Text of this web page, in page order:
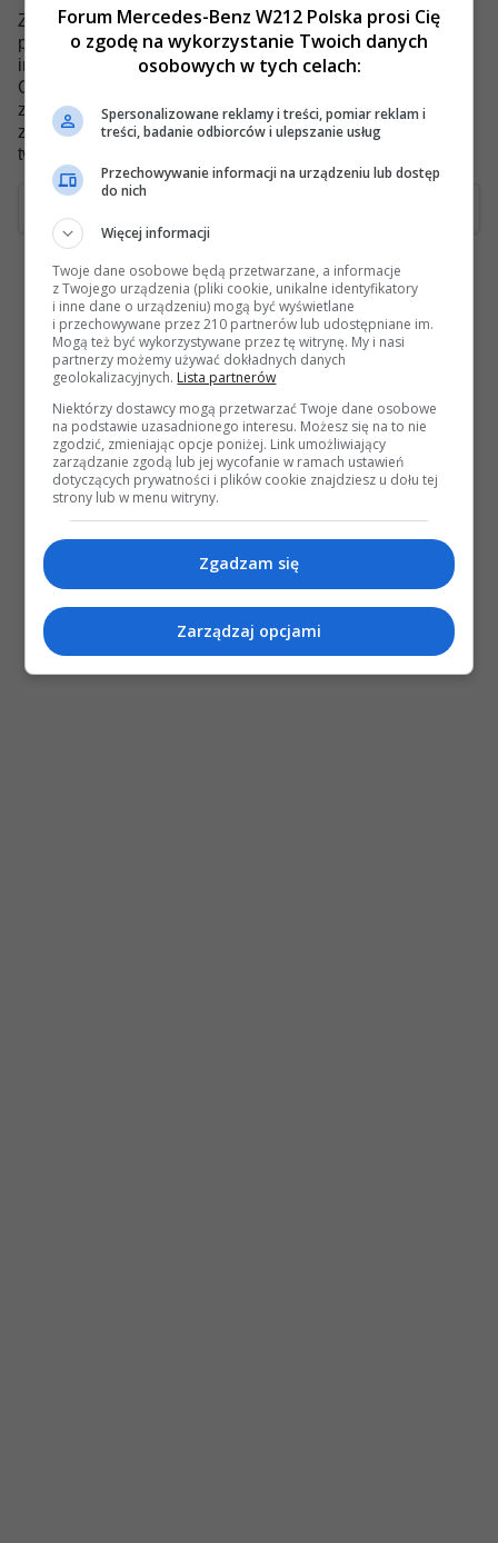
Zauważ również, że to oprogramowanie umieszcza w
przeglądarce cookie, plik tekstowy zawierający różne
informacje (takie jak Twoja nazwa użytkownika i hasło).
Cookie jest używane TYLKO do utrzymania użytkownika
zalogowanego/wylogowanego. Oprogramowanie nie
zbiera ani nie wysyła żadnych innych informacji do
twojego komputera.
Forum Mercedes-Benz W212 Polska prosi Cię
o zgodę na wykorzystanie Twoich danych
osobowych w tych celach:
Spersonalizowane reklamy i treści, pomiar reklam i
treści, badanie odbiorców i ulepszanie usług
Przechowywanie informacji na urządzeniu lub dostęp
do nich
Więcej informacji
Twoje dane osobowe będą przetwarzane, a informacje
z Twojego urządzenia (pliki cookie, unikalne identyfikatory
i inne dane o urządzeniu) mogą być wyświetlane
i przechowywane przez 210 partnerów lub udostępniane im.
Mogą też być wykorzystywane przez tę witrynę. My i nasi
partnerzy możemy używać dokładnych danych
geolokalizacyjnych. Lista partnerów
Niektórzy dostawcy mogą przetwarzać Twoje dane osobowe
na podstawie uzasadnionego interesu. Możesz się na to nie
zgodzić, zmieniając opcje poniżej. Link umożliwiający
zarządzanie zgodą lub jej wycofanie w ramach ustawień
dotyczących prywatności i plików cookie znajdziesz u dołu tej
strony lub w menu witryny.
Zgadzam się
Zarządzaj opcjami